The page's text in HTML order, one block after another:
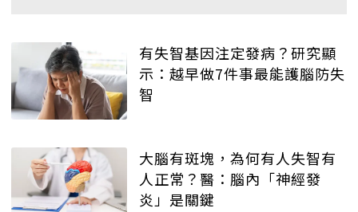
有失智基因注定發病？研究顯
示：越早做7件事最能護腦防失
智
大腦有斑塊，為何有人失智有
人正常？醫：腦內「神經發
炎」是關鍵